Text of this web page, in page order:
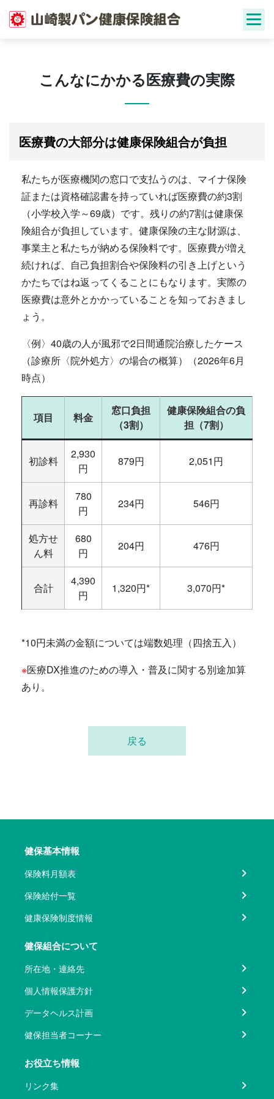
こんなにかかる医療費の実際
医療費の大部分は健康保険組合が負担
私たちが医療機関の窓口で支払うのは、マイナ保険
証または資格確認書を持っていれば医療費の約3割
（小学校入学～69歳）です。残りの約7割は健康保
険組合が負担しています。健康保険の主な財源は、
事業主と私たちが納める保険料です。医療費が増え
続ければ、自己負担割合や保険料の引き上げという
かたちではね返ってくることにもなります。実際の
医療費は意外とかかっていることを知っておきまし
ょう。
〈例〉40歳の人が風邪で2日間通院治療したケース
（診療所〈院外処方〉の場合の概算）（2026年6月
時点）
項目 料金
窓口負担
（3割）
健康保険組合の負
担（7割）
初診料
2,930
円
879円 2,051円
再診料
780
円
234円 546円
処方せ
ん料
680
円
204円 476円
合計
4,390
円
1,320円* 3,070円*
*10円未満の金額については端数処理（四捨五入）
※医療DX推進のための導入・普及に関する別途加算
あり。
戻る
健保基本情報
保険料月額表
保険給付一覧
健康保険制度情報
健保組合について
所在地・連絡先
個人情報保護方針
データヘルス計画
健保担当者コーナー
お役立ち情報
リンク集